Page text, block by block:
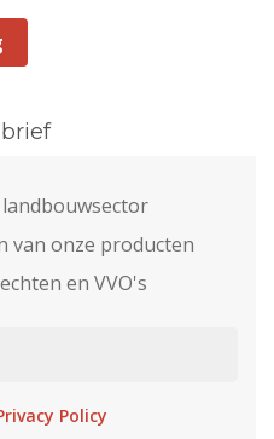
van onze producten
en VVO's
Policy